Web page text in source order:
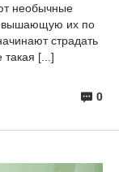
необычные
их по
страдать
такая [...]
0